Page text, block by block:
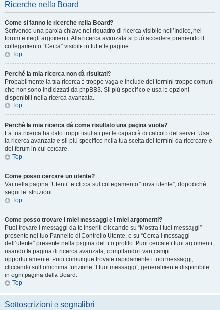
Ricerche nella Board
Come si fanno le ricerche nella Board?
Scrivendo una parola chiave nel riquadro di ricerca visibile nell’Indice, nei
forum e negli argomenti. Alla ricerca avanzata si può accedere premendo il
collegamento “Cerca” visibile in tutte le pagine.
Top
Perché la mia ricerca non dà risultati?
Probabilmente la tua ricerca è troppo vaga e include dei termini troppo comuni
che non sono indicizzati da phpBB3. Sii più specifico e usa le opzioni
disponibili nella ricerca avanzata.
Top
Perché la mia ricerca dà come risultato una pagina vuota?
La tua ricerca ha dato troppi risultati per le capacità di calcolo del server. Usa
la ricerca avanzata e sii più specifico nella tua scelta dei termini da ricercare e
dei forum in cui cercare.
Top
Come posso cercare un utente?
Vai nella pagina “Utenti” e clicca sul collegamento “trova utente”, dopodiché
segui le istruzioni.
Top
Come posso trovare i miei messaggi e i miei argomenti?
Puoi trovare i messaggi da te inseriti cliccando su “Mostra i tuoi messaggi”
presente nel tuo Pannello di Controllo Utente, e su “Cerca i messaggi
dell’utente” presente nella pagina del tuo profilo. Puoi cercare i tuoi argomenti,
usando la pagina di ricerca avanzata, compilando i vari campi
opportunamente. Puoi comunque trovare rapidamente i tuoi messaggi,
cliccando sull’omonima funzione “I tuoi messaggi”, generalmente disponibile
in ogni pagina della Board.
Top
Sottoscrizioni e segnalibri